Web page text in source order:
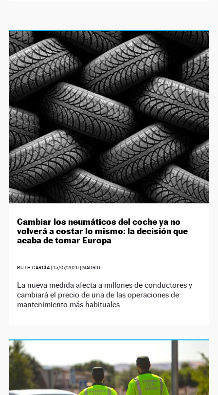
Cambiar los neumáticos del coche ya no
volverá a costar lo mismo: la decisión que
acaba de tomar Europa
RUTH GARCÍA | 15/07/2026 | MADRID
La nueva medida afecta a millones de conductores y
cambiará el precio de una de las operaciones de
mantenimiento más habituales.